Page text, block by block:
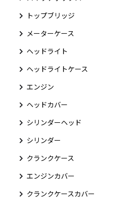
トップブリッジ
メーターケース
ヘッドライト
ヘッドライトケース
エンジン
ヘッドカバー
シリンダーヘッド
シリンダー
クランクケース
エンジンカバー
クランクケースカバー